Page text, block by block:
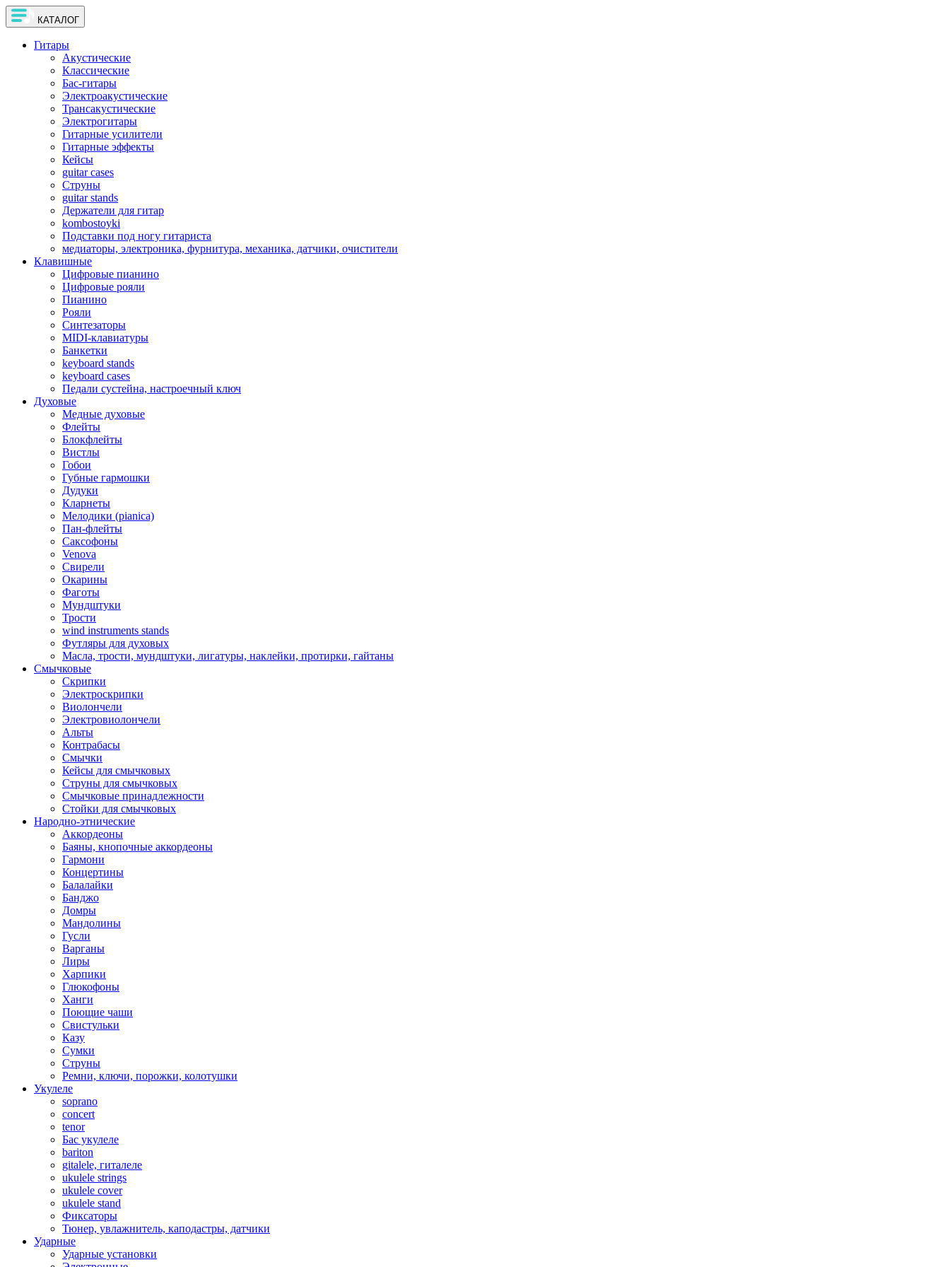
КАТАЛОГ
Гитары
Акустические
Классические
Бас-гитары
Электроакустические
Трансакустические
Электрогитары
Гитарные усилители
Гитарные эффекты
Кейсы
guitar cases
Струны
guitar stands
Держатели для гитар
kombostoyki
Подставки под ногу гитариста
медиаторы, электроника, фурнитура, механика, датчики, очистители
Клавишные
Цифровые пианино
Цифровые рояли
Пианино
Рояли
Синтезаторы
MIDI-клавиатуры
Банкетки
keyboard stands
keyboard cases
Педали сустейна, настроечный ключ
Духовые
Медные духовые
Флейты
Блокфлейты
Вистлы
Гобои
Губные гармошки
Дудуки
Кларнеты
Мелодики (pianica)
Пан-флейты
Саксофоны
Venova
Свирели
Окарины
Фаготы
Мундштуки
Трости
wind instruments stands
Футляры для духовых
Масла, трости, мундштуки, лигатуры, наклейки, протирки, гайтаны
Смычковые
Скрипки
Электроскрипки
Виолончели
Электровиолончели
Альты
Контрабасы
Смычки
Кейсы для смычковых
Струны для смычковых
Смычковые принадлежности
Стойки для смычковых
Народно-этнические
Аккордеоны
Баяны, кнопочные аккордеоны
Гармони
Концертины
Балалайки
Банджо
Домры
Мандолины
Гусли
Варганы
Лиры
Харпики
Глюкофоны
Ханги
Поющие чаши
Свистульки
Казу
Сумки
Струны
Ремни, ключи, порожки, колотушки
Укулеле
soprano
concert
tenor
Бас укулеле
bariton
gitalele, гиталеле
ukulele strings
ukulele cover
ukulele stand
Фиксаторы
Тюнер, увлажнитель, каподастры, датчики
Ударные
Ударные установки